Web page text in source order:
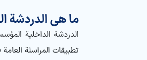
ما هي الدردشة
الدردشة الداخلية
تطبيقات المراسلة العامة